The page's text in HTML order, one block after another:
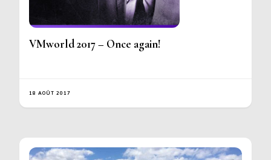
VMworld 2017 – Once again!
18 AOÛT 2017